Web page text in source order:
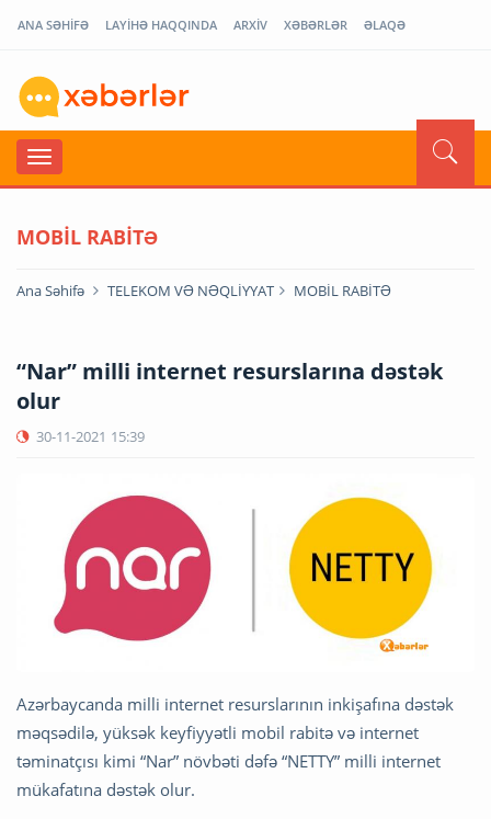
ANA SƏHİFƏ LAYİHƏ HAQQINDA ARXİV XƏBƏRLƏR ƏLAQƏ
MOBİL RABİTƏ
Ana Səhifə TELEKOM VƏ NƏQLİYYAT MOBİL RABİTƏ
“Nar” milli internet resurslarına dəstək
olur
30-11-2021 15:39
Azərbaycanda milli internet resurslarının inkişafına dəstək
məqsədilə, yüksək keyfiyyətli mobil rabitə və internet
təminatçısı kimi “Nar” növbəti dəfə “NETTY” milli internet
mükafatına dəstək olur.